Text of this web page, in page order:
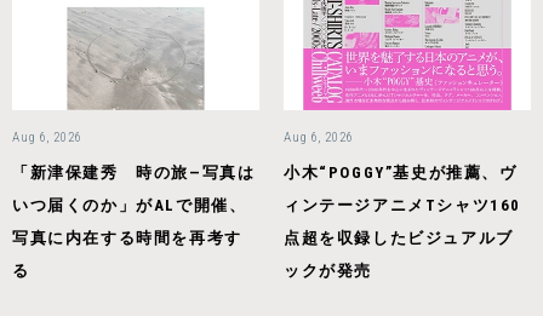
Aug 6, 2026
「新津保建秀 時の旅—写真は
いつ届くのか」がALで開催、
写真に内在する時間を再考す
る
Aug 6, 2026
小木“POGGY”基史が推薦、ヴ
ィンテージアニメTシャツ160
点超を収録したビジュアルブ
ックが発売